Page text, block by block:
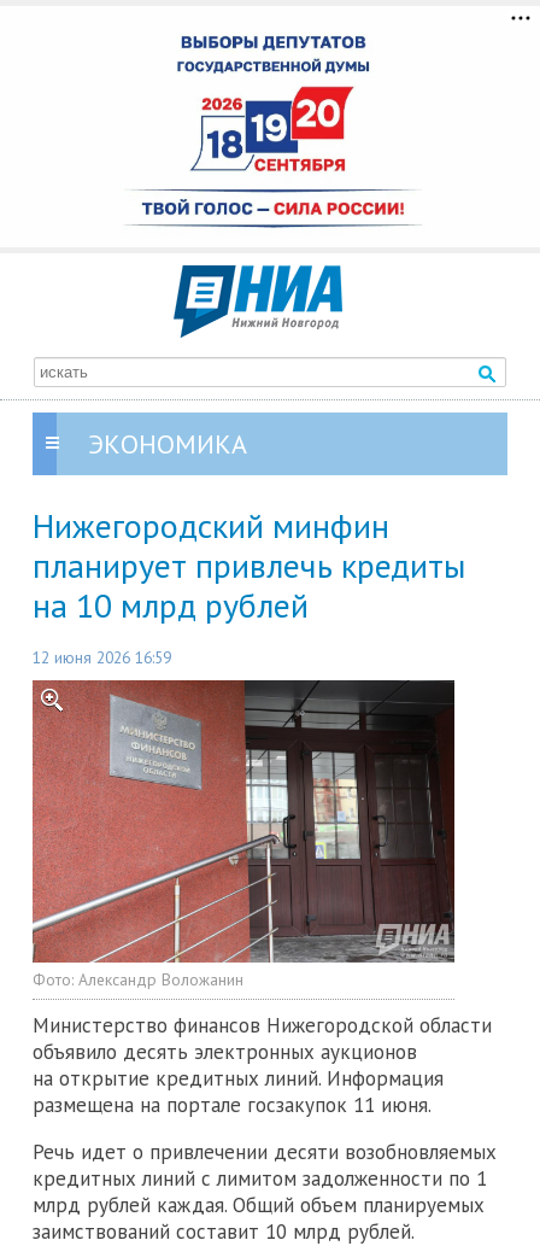
ЭКОНОМИКА
Нижегородский минфин
планирует привлечь кредиты
на 10 млрд рублей
12 июня 2026 16:59
Фото: Александр Воложанин
Министерство финансов Нижегородской области
объявило десять электронных аукционов
на открытие кредитных линий. Информация
размещена на портале госзакупок 11 июня.
Речь идет о привлечении десяти возобновляемых
кредитных линий с лимитом задолженности по 1
млрд рублей каждая. Общий объем планируемых
заимствований составит 10 млрд рублей.